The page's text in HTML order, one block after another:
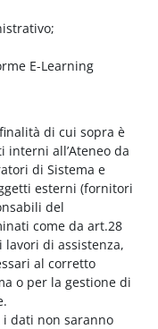
E-Learning
di cui sopra è
interni all’Ateneo da
di Sistema e
esterni (fornitori
del
come da art.28
lavori di assistenza,
al corretto
o per la gestione di
dati non saranno